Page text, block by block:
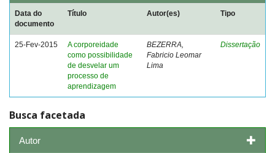
Data do
documento
Título Autor(es) Tipo
25-Fev-2015
A corporeidade
como possibilidade
de desvelar um
processo de
aprendizagem
BEZERRA,
Fabricio Leomar
Lima
Dissertação
Busca facetada
Autor